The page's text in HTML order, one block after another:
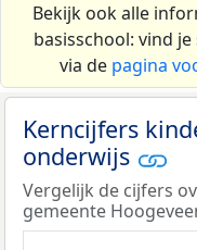
Bekijk ook alle
basisschool: vind
via de pagina
Kerncijfers
onderwijs
Vergelijk de cijfers
gemeente